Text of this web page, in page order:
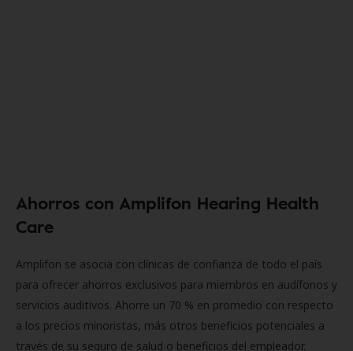
Ahorros con Amplifon Hearing Health
Care
Amplifon se asocia con clínicas de confianza de todo el país
para ofrecer ahorros exclusivos para miembros en audífonos y
servicios auditivos. Ahorre un 70 % en promedio con respecto
a los precios minoristas, más otros beneficios potenciales a
través de su seguro de salud o beneficios del empleador.